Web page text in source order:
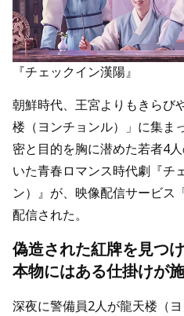
『チェックイン漢陽』
朝鮮時代、王宮よりもきらび
楼（ヨンチョンル）」に集ま
密と目的を胸に潜めた若者4
いた青春ロマンス時代劇『チ
ン）』が、映像配信サービス
配信された。
偽造された紅牌を見つ
本物にはある仕掛けが
深夜に警備員2人が龍天楼（